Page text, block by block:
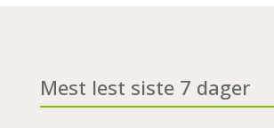
Mest lest siste 7 dager